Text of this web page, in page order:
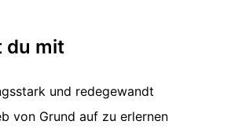
du mit
und redegewandt
von Grund auf zu erlernen